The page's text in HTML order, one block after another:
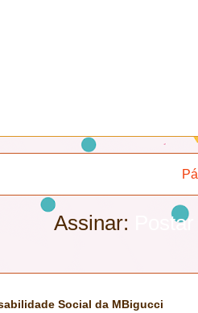
Assinar:
Social da MBigucci